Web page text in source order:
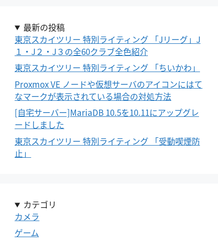
最新の投稿
東京スカイツリー 特別ライティング 「Jリーグ」J
１・J２・J３の全60クラブ全色紹介
東京スカイツリー 特別ライティング 「ちいかわ」
Proxmox VE ノードや仮想サーバのアイコンにはて
なマークが表示されている場合の対処方法
[自宅サーバー]MariaDB 10.5を10.11にアップグレ
ードしました
東京スカイツリー 特別ライティング 「受動喫煙防
止」
カテゴリ
カメラ
ゲーム